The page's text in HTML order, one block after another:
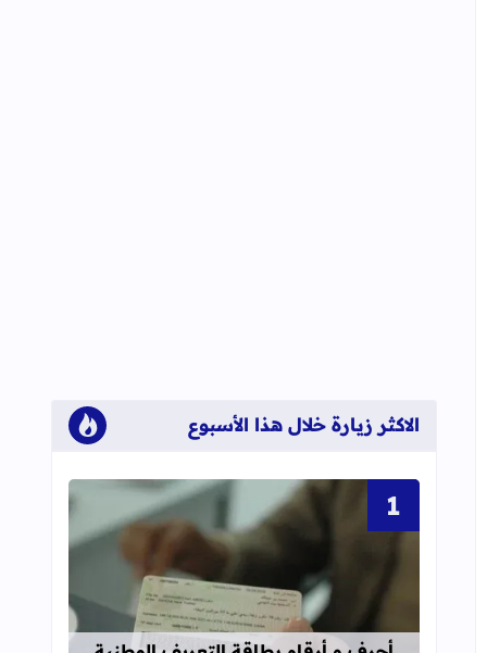
الاكثر زيارة خلال هذا الأسبوع
قراءة المزيد عن أحرف و أرقام